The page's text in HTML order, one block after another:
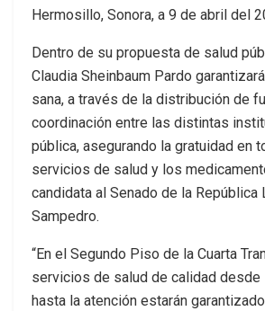
Hermosillo, Sonora, a 9 de abril del
Dentro de su propuesta de salud
Claudia Sheinbaum Pardo
sana, a través de la distribución de
coordinación entre las distintas
pública, asegurando la gratuidad en
servicios de salud y los
candidata al Senado de la República
Sampedro.
“En el Segundo Piso de la Cuarta
servicios de salud de calidad desde
hasta la atención estarán